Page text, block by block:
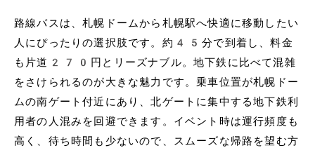
路線バスは、札幌ドームから札幌駅へ快適に移動したい
人にぴったりの選択肢です。約45分で到着し、料金
も片道270円とリーズナブル。地下鉄に比べて混雑
をさけられるのが大きな魅力です。乗車位置が札幌ドー
ムの南ゲート付近にあり、北ゲートに集中する地下鉄利
用者の人混みを回避できます。イベント時は運行頻度も
高く、待ち時間も少ないので、スムーズな帰路を望む方